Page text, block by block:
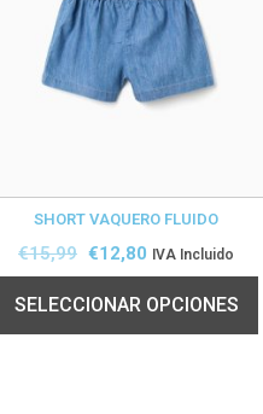
SHORT VAQUERO FLUIDO
€15,99 €12,80 IVA Incluido
SELECCIONAR OPCIONES